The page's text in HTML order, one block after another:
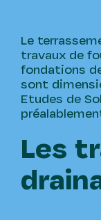
Le
travaux de
fondations
sont
Etudes de
Les